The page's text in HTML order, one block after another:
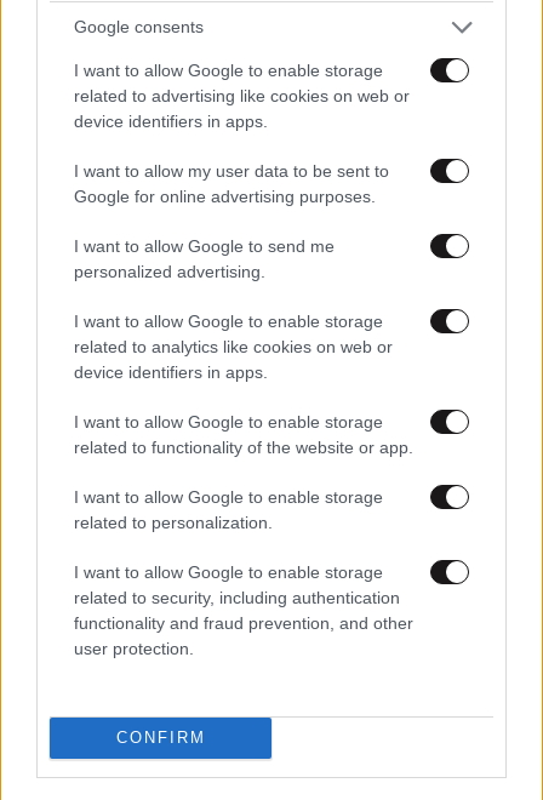
Google consents
I want to allow Google to enable storage
related to advertising like cookies on web or
device identifiers in apps.
I want to allow my user data to be sent to
Google for online advertising purposes.
I want to allow Google to send me
personalized advertising.
I want to allow Google to enable storage
related to analytics like cookies on web or
device identifiers in apps.
I want to allow Google to enable storage
related to functionality of the website or app.
I want to allow Google to enable storage
related to personalization.
I want to allow Google to enable storage
related to security, including authentication
functionality and fraud prevention, and other
user protection.
CONFIRM
Εξελίξεις στην υπόθεση του 55χρονου που
στον Μυστρά – Αλλάζει την υπερασπιστική του